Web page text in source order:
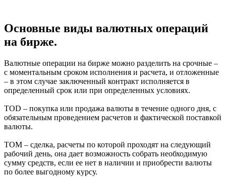
Основные виды валютных операций
на бирже.
Валютные операции на бирже можно разделить на срочные –
с моментальным сроком исполнения и расчета, и отложенные
– в этом случае заключенный контракт исполняется в
определенный срок или при определенных условиях.
TOD – покупка или продажа валюты в течение одного дня, с
обязательным проведением расчетов и фактической поставкой
валюты.
TOM – сделка, расчеты по которой проходят на следующий
рабочий день, она дает возможность собрать необходимую
сумму средств, если ее нет в наличии и приобрести валюты
по более выгодному курсу.